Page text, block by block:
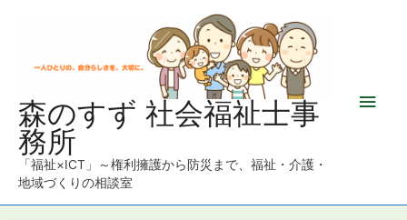
森のすず 社会福祉士事
務所
「福祉×ICT」～権利擁護から防災まで、福祉・介護・
地域づくりの相談室
メ